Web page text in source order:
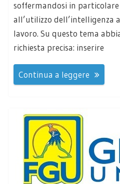
soffermandosi in
all’utilizzo dell’intelligenza
lavoro. Su questo tema
richiesta precisa: inserire
Continua a leggere